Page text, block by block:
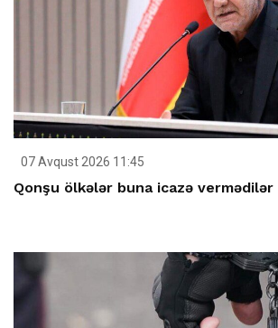
07 Avqust 2026 11:45
Qonşu ölkələr buna icazə vermədilər